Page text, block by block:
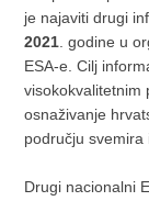
je najaviti drugi
2021 . godine u
ESA-e. Cilj
visokokvalitetnim
osnaživanje
području svemira
Drugi nacionalni